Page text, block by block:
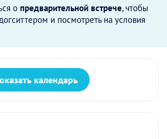
о предварительной встрече, чтобы
и посмотреть на условия
календарь